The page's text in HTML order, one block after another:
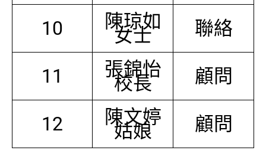
10 陳琼如
女士 聯絡
11 張錦怡
校長 顧問
12 陳文婷
姑娘 顧問